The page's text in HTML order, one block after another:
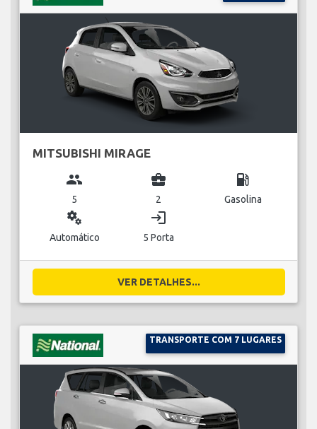
MITSUBISHI MIRAGE
group
5
business_center
2
local_gas_station
Gasolina
miscellaneous_services
Automático
login
5 Porta
VER DETALHES...
TRANSPORTE COM 7 LUGARES